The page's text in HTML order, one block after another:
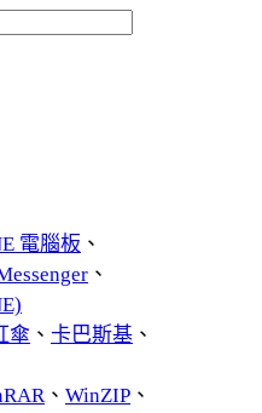
電腦板 、
、
傘 、 卡巴斯基 、
、 WinZIP 、